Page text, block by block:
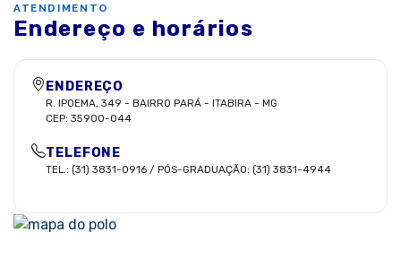
ATENDIMENTO
Endereço e horários
ENDEREÇO
R. IPOEMA, 349 -BAIRRO PARÁ-ITABIRA-MG
CEP:35900-044
TELEFONE
TEL.: (31) 3831-0916 / PÓS-GRADUAÇÃO: (31) 3831-4944